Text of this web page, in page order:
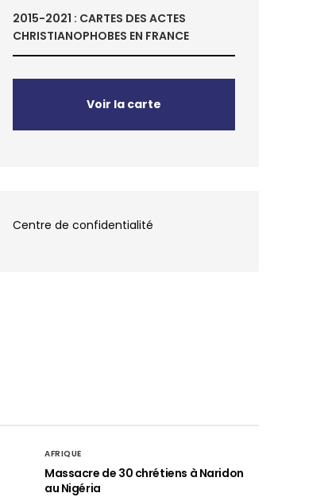
2015-2021 : CARTES DES ACTES
CHRISTIANOPHOBES EN FRANCE
Voir la carte
Centre de confidentialité
AFRIQUE
Massacre de 30 chrétiens à Naridon
au Nigéria